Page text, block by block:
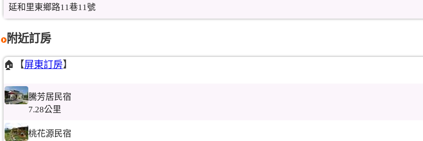
延和里東鄉路11巷11號
附近訂房
🏠【屏東訂房】
騰芳居民宿
7.28公里
桃花源民宿